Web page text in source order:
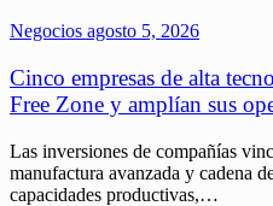
Negocios agosto 5, 2026
Cinco empresas de alta
Free Zone y amplían sus
Las inversiones de compañías
manufactura avanzada y cadena
capacidades productivas,…